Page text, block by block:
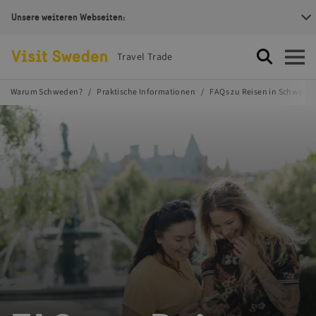
Unsere weiteren Webseiten:
Visit Sweden Logotype
Travel Trade Suche Öffnen
Warum Schweden? Praktische Informationen FAQs zu Reisen in